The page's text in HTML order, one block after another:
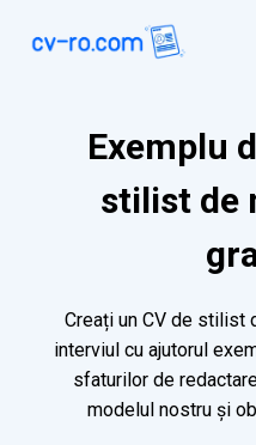
Exemplu
stilist de
Creați un CV de stilist
interviul cu ajutorul
sfaturilor de
modelul nostru și